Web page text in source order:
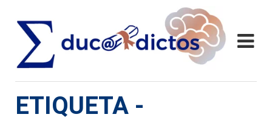
ETIQUETA -